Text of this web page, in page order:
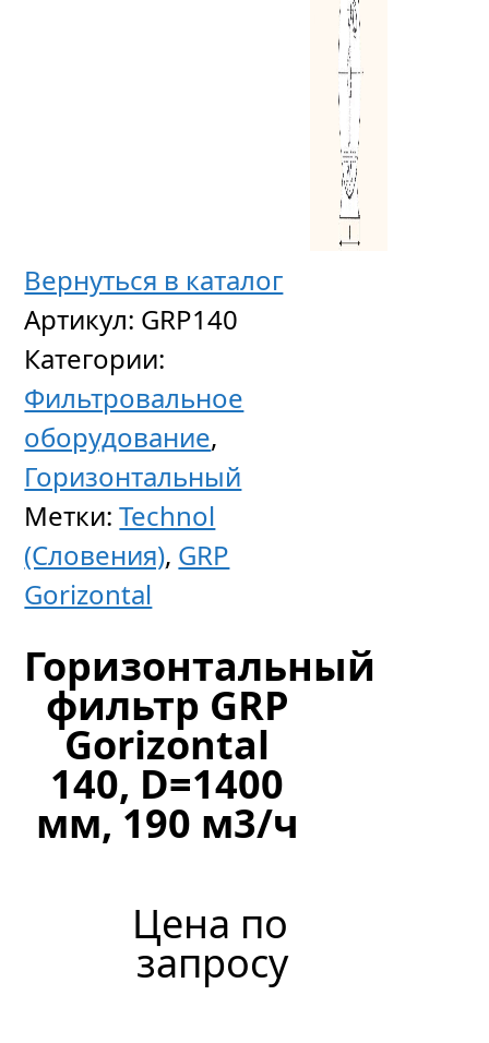
Вернуться в каталог
Артикул: GRP140
Категории:
Фильтровальное
оборудование,
Горизонтальный
Метки:Technol
(Словения), GRP
Gorizontal
Горизонтальный
фильтр GRP
Gorizontal
140, D=1400
мм, 190 м3/ч
Цена по
запросу